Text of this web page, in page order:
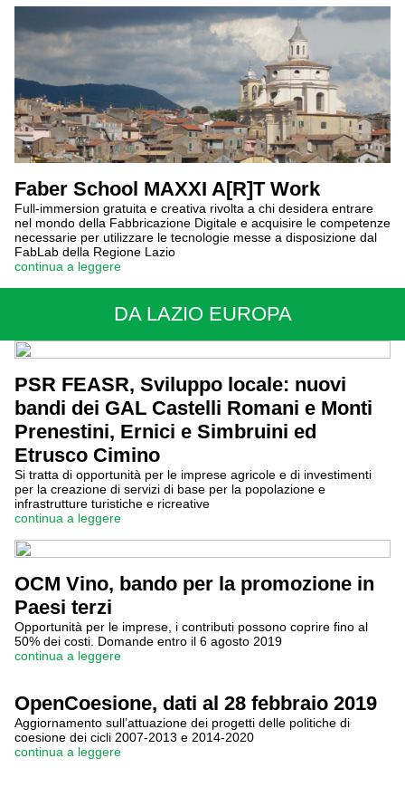
Faber School MAXXI A[R]T Work
Full-immersion gratuita e creativa rivolta a chi desidera entrare
nel mondo della Fabbricazione Digitale e acquisire le competenze
necessarie per utilizzare le tecnologie messe a disposizione dal
FabLab della Regione Lazio
continua a leggere
DA LAZIO EUROPA
PSR FEASR, Sviluppo locale: nuovi
bandi dei GAL Castelli Romani e Monti
Prenestini, Ernici e Simbruini ed
Etrusco Cimino
Si tratta di opportunità per le imprese agricole e di investimenti
per la creazione di servizi di base per la popolazione e
infrastrutture turistiche e ricreative
continua a leggere
OCM Vino, bando per la promozione in
Paesi terzi
Opportunità per le imprese, i contributi possono coprire fino al
50% dei costi. Domande entro il 6 agosto 2019
continua a leggere
OpenCoesione, dati al 28 febbraio 2019
Aggiornamento sull’attuazione dei progetti delle politiche di
coesione dei cicli 2007-2013 e 2014-2020
continua a leggere